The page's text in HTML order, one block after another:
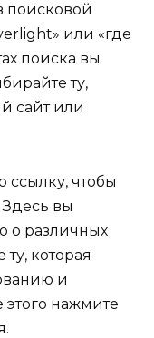
поисковой
или «где
поиска вы
ту,
сайт или
ссылку, чтобы
Здесь вы
о различных
которая
и
нажмите